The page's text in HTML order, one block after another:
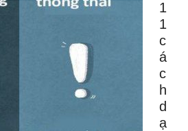
1
1
c
á
c
h
d
ạ